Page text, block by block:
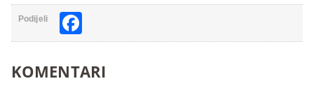
Podijeli
KOMENTARI